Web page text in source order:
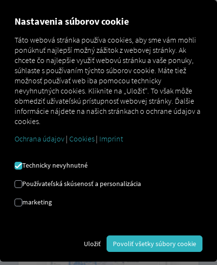
Marketplace Connectors SHIPPEO Connect
SHIPPEO CONNECT
Integrácia externého poskytovateľa
Už využívate služby nášho partnera
rozšíriť o dáta z našich služieb.
účet u
Nastavenia súborov cookie
Táto webová stránka používa cookies, aby sme vám mohli
ponúknuť najlepší možný zážitok z webovej stránky. Ak
chcete čo najlepšie využiť webovú stránku a vaše ponuky,
súhlaste s používaním týchto súborov cookie. Máte tiež
možnosť používať web iba pomocou technicky
nevyhnutných cookies. Kliknite na „Uložiť“. To však môže
obmedziť užívateľskú prístupnosť webovej stránky. Ďalšie
informácie nájdete na našich stránkach o ochrane údajov a
cookies.
Ochrana údajov | Cookies | Imprint
Technicky nevyhnutné
Používateľská skúsenosť a personalizácia
marketing
Uložiť Povoliť všetky súbory cookie